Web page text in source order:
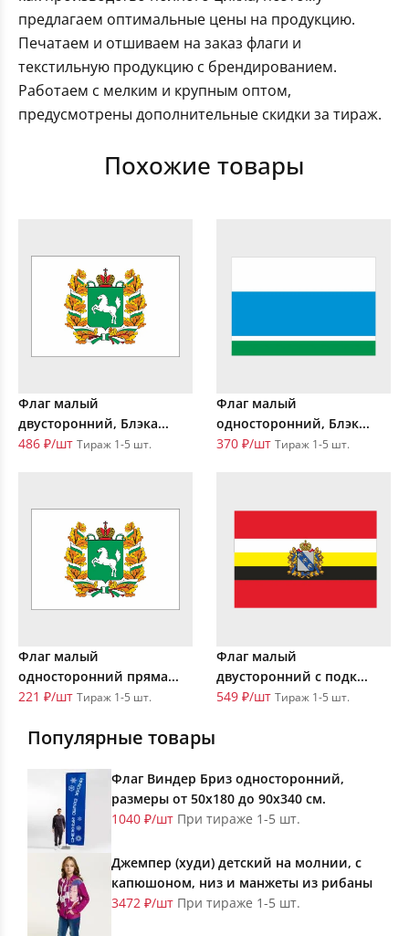
предлагаем оптимальные цены на продукцию.
Печатаем и отшиваем на заказ флаги и
текстильную продукцию с брендированием.
Работаем с мелким и крупным оптом,
предусмотрены дополнительные скидки за тираж.
Похожие товары
Флаг малый
двусторонний, Блэка...
486 ₽/шт Тираж 1-5 шт.
Флаг малый
односторонний, Блэк...
370 ₽/шт Тираж 1-5 шт.
Флаг малый
односторонний пряма...
221 ₽/шт Тираж 1-5 шт.
Флаг малый
двусторонний с подк...
549 ₽/шт Тираж 1-5 шт.
Популярные товары
Флаг Виндер Бриз односторонний,
размеры от 50х180 до 90х340 см.
1040 ₽/шт При тираже 1-5 шт.
Джемпер (худи) детский на молнии, с
капюшоном, низ и манжеты из рибаны
3472 ₽/шт При тираже 1-5 шт.